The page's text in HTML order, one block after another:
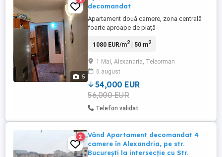
5
decomandat
Apartament două camere, zona centrală
foarte aproape de piață
acoperiș, centrală gaze,geamurile și
Libertății, etaj 4
1080 EUR/m2| 50 m2
1 Mai, Alexandria, Teleorman
6 august
54,000 EUR
56,000 EUR
Telefon validat
2
Vând Apartament decomandat 4
camere în Alexandria, pe str.
București la intersecție cu Str.